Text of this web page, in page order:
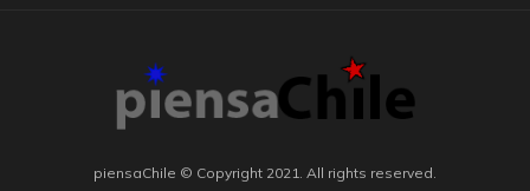
piensaChile © Copyright 2021. All rights reserved.